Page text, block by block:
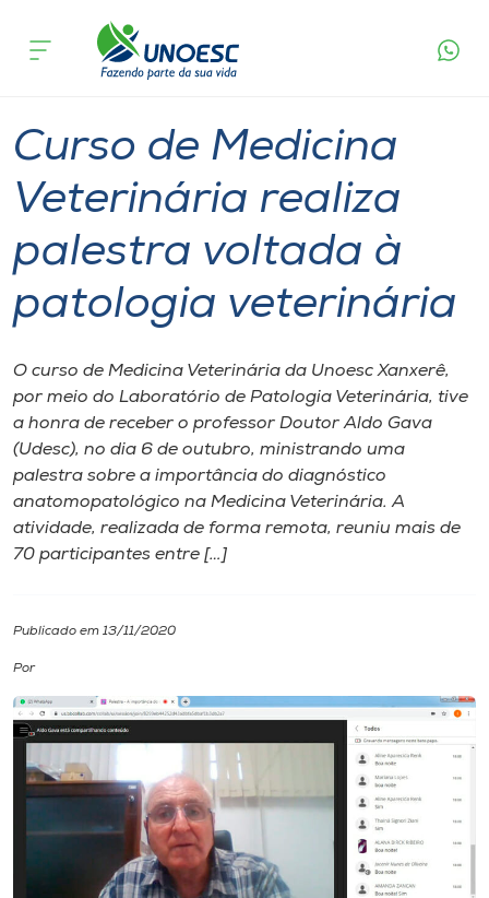
Cursos
Pesquisa
Atendimento ao Estudante
Portal de Ensino
A
Unoesc
Internacionalização
I.nova
Cultura
CPA
Biblioteca
acontece
Curso de Medicina
Veterinária realiza
palestra voltada à
patologia veterinária
O curso de Medicina Veterinária da Unoesc Xanxerê,
por meio do Laboratório de Patologia Veterinária, tive
a honra de receber o professor Doutor Aldo Gava
(Udesc), no dia 6 de outubro, ministrando uma
palestra sobre a importância do diagnóstico
anatomopatológico na Medicina Veterinária. A
atividade, realizada de forma remota, reuniu mais de
70 participantes entre […]
Publicado em 13/11/2020
Por